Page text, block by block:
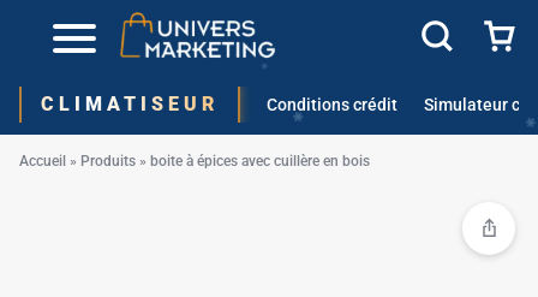
CLIMATISEUR Conditions crédit Simulateur
Accueil » Produits » boite à épices avec cuillère en bois
✱